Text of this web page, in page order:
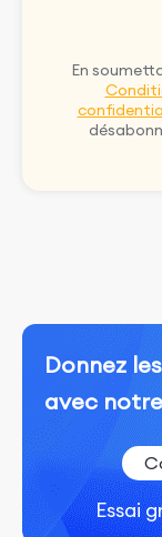
En
Donnez
avec
Essai